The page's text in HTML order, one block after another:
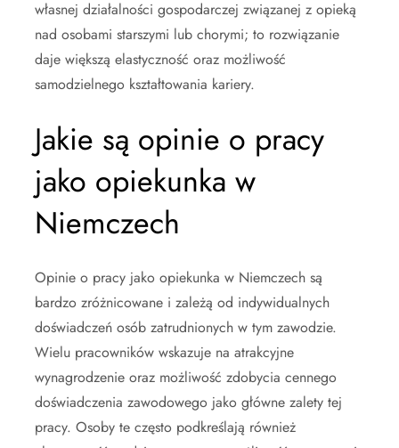
własnej działalności gospodarczej związanej z opieką
nad osobami starszymi lub chorymi; to rozwiązanie
daje większą elastyczność oraz możliwość
samodzielnego kształtowania kariery.
Jakie są opinie o pracy
jako opiekunka w
Niemczech
Opinie o pracy jako opiekunka w Niemczech są
bardzo zróżnicowane i zależą od indywidualnych
doświadczeń osób zatrudnionych w tym zawodzie.
Wielu pracowników wskazuje na atrakcyjne
wynagrodzenie oraz możliwość zdobycia cennego
doświadczenia zawodowego jako główne zalety tej
pracy. Osoby te często podkreślają również